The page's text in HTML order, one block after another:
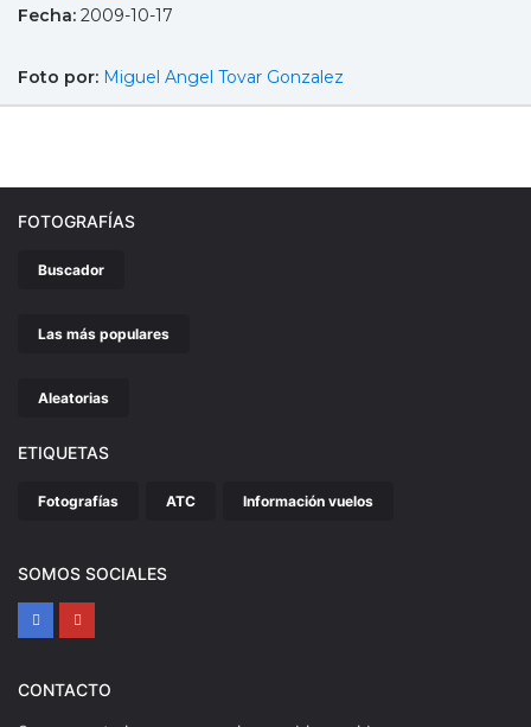
Fecha: 2009-10-17
Foto por: Miguel Angel Tovar Gonzalez
FOTOGRAFÍAS
Buscador
Las más populares
Aleatorias
ETIQUETAS
Fotografías ATC Información vuelos
SOMOS SOCIALES
CONTACTO